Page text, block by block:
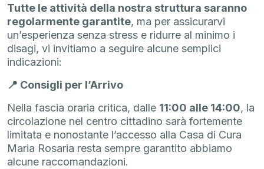
Tutte le attività della nostra struttura saranno
regolarmente garantite, ma per assicurarvi
un’esperienza senza stress e ridurre al minimo i
disagi, vi invitiamo a seguire alcune semplici
indicazioni:
📍 Consigli per l’Arrivo
Nella fascia oraria critica, dalle 11:00 alle 14:00, la
circolazione nel centro cittadino sarà fortemente
limitata e nonostante l’accesso alla Casa di Cura
Maria Rosaria resta sempre garantito abbiamo
alcune raccomandazioni.